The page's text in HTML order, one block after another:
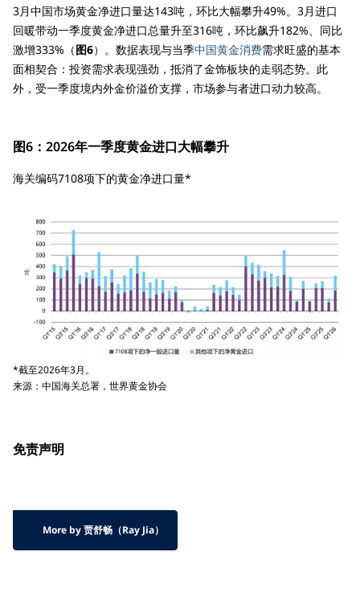
3月中国市场黄金净进口量达143吨，环比大幅攀升49%。3月进口
回暖带动一季度黄金净进口总量升至316吨，环比飙升182%、同比
激增333%（图6）。数据表现与当季中国黄金消费需求旺盛的基本
面相契合：投资需求表现强劲，抵消了金饰板块的走弱态势。此
外，受一季度境内外金价溢价支撑，市场参与者进口动力较高。
图6：2026年一季度黄金进口大幅攀升
海关编码7108项下的黄金净进口量*
*截至2026年3月。
来源：中国海关总署，世界黄金协会
免责声明
More by 贾舒畅（Ray Jia）